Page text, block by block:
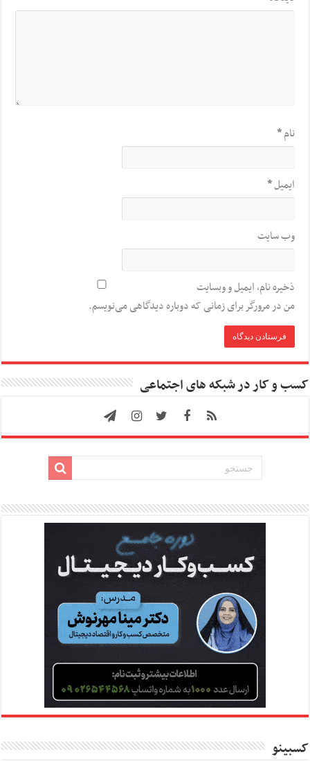
نام*
ایمیل*
وب‌ سایت
ذخیره نام، ایمیل و وبسایت
من در مرورگر برای زمانی که دوباره دیدگاهی می‌نویسم.
کسب و کار در شبکه های اجتماعی
کسبینو